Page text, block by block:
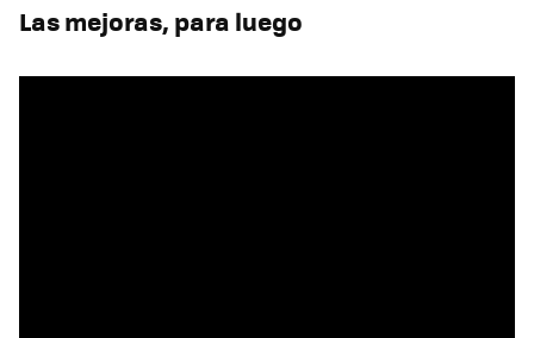
Las mejoras, para luego